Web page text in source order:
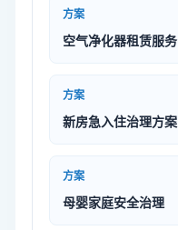
方案
空气净化器租赁服务
方案
新房急入住治理方案
方案
母婴家庭安全治理